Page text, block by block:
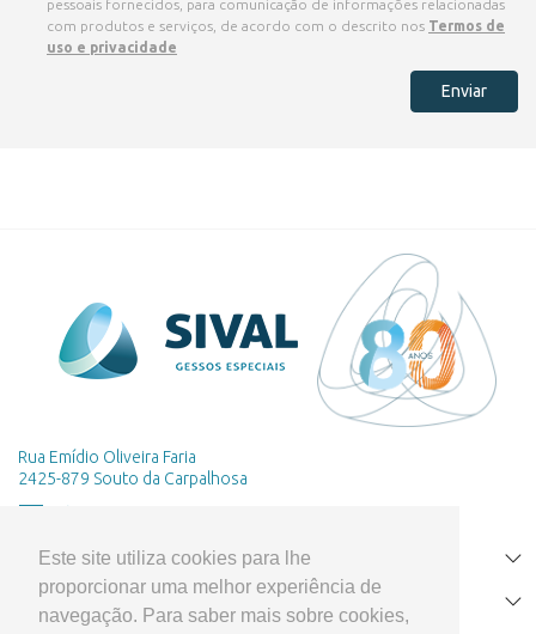
Este site utiliza cookies para lhe
proporcionar uma melhor experiência de
navegação. Para saber mais sobre cookies,
pessoais fornecidos, para comunicação de informações relacionadas
com produtos e serviços, de acordo com o descrito nos Termos de
uso e privacidade
Enviar
Rua Emídio Oliveira Faria
2425-879 Souto da Carpalhosa
HOME
PRODUTOS